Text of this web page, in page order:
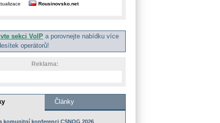
Rousinovsko.net
sekci VoIP a porovnejte nabídku více
operátorů!
Reklama: